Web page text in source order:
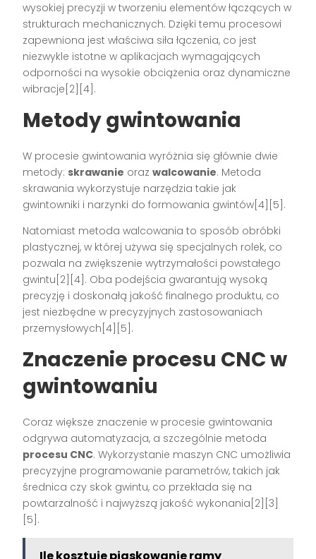
wysokiej precyzji w tworzeniu elementów łączących w
strukturach mechanicznych. Dzięki temu procesowi
zapewniona jest właściwa siła łączenia, co jest
niezwykle istotne w aplikacjach wymagających
odporności na wysokie obciążenia oraz dynamiczne
wibracje[2][4].
Metody gwintowania
W procesie gwintowania wyróżnia się głównie dwie
metody: skrawanie orazwalcowanie. Metoda
skrawania wykorzystuje narzędzia takie jak
gwintowniki i narzynki do formowania gwintów[4][5].
Natomiast metoda walcowania to sposób obróbki
plastycznej, w której używa się specjalnych rolek, co
pozwala na zwiększenie wytrzymałości powstałego
gwintu[2][4]. Oba podejścia gwarantują wysoką
precyzję i doskonałą jakość finalnego produktu, co
jest niezbędne w precyzyjnych zastosowaniach
przemysłowych[4][5].
Znaczenie procesu CNC w
gwintowaniu
Coraz większe znaczenie w procesie gwintowania
odgrywa automatyzacja, a szczególnie metoda
procesu CNC. Wykorzystanie maszyn CNC umożliwia
precyzyjne programowanie parametrów, takich jak
średnica czy skok gwintu, co przekłada się na
powtarzalność i najwyższą jakość wykonania[2][3]
[5].